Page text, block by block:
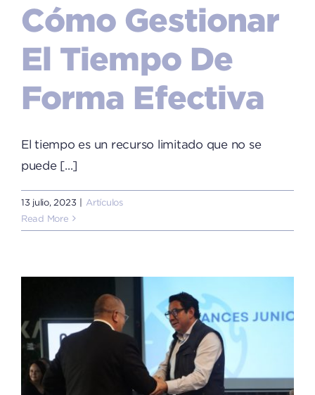
Cómo Gestionar
El Tiempo De
Forma Efectiva
El tiempo es un recurso limitado que no se
puede [...]
13 julio, 2023
Artículos
Read More